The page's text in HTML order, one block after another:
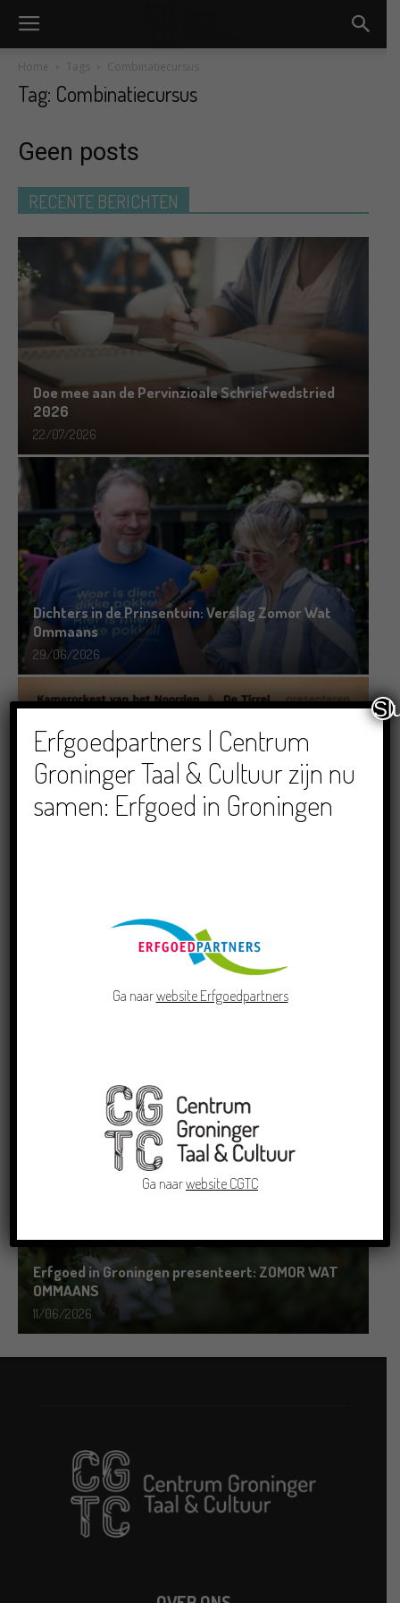
Home Tags Combinatiecursus
Tag: Combinatiecursus
Geen posts
RECENTE BERICHTEN
Doe mee aan de Pervinzioale Schriefwedstried
2026
22/07/2026
Dichters in de Prinsentuin: Verslag Zomor Wat
Ommaans
29/06/2026
Erfgoed in Groningen presenteert: ZOMOR WAT
OMMAANS
11/06/2026
Erfgoedpartners | Centrum
Groninger Taal & Cultuur zijn nu
samen: Erfgoed in Groningen
Ga naarwebsite Erfgoedpartners
Ga naarwebsite CGTC